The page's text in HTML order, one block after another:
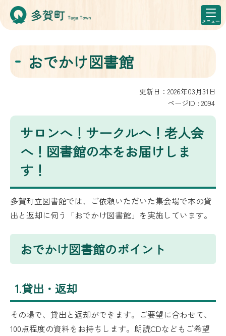
おでかけ図書館
更新日：2026年03月31日
ページID : 2094
サロンへ！サークルへ！老人会
へ！図書館の本をお届けしま
す！
多賀町立図書館では、ご依頼いただいた集会場で本の貸
出と返却に伺う「おでかけ図書館」を実施しています。
おでかけ図書館のポイント
1.貸出・返却
その場で、貸出と返却ができます。ご要望に合わせて、
100点程度の資料をお持ちします。朗読CDなどもご希望